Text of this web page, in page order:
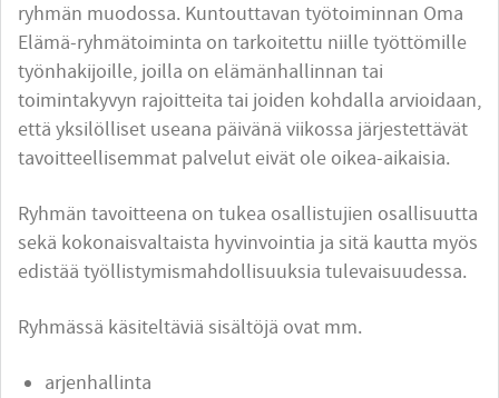
ryhmän muodossa. Kuntouttavan työtoiminnan Oma
Elämä-ryhmätoiminta on tarkoitettu niille työttömille
työnhakijoille, joilla on elämänhallinnan tai
toimintakyvyn rajoitteita tai joiden kohdalla arvioidaan,
että yksilölliset useana päivänä viikossa järjestettävät
tavoitteellisemmat palvelut eivät ole oikea-aikaisia.
Ryhmän tavoitteena on tukea osallistujien osallisuutta
sekä kokonaisvaltaista hyvinvointia ja sitä kautta myös
edistää työllistymismahdollisuuksia tulevaisuudessa.
Ryhmässä käsiteltäviä sisältöjä ovat mm.
arjenhallinta